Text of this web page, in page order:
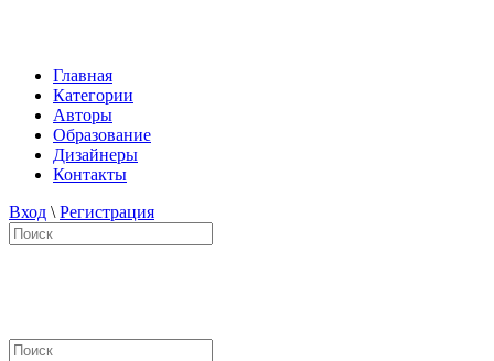
Главная
Категории
Авторы
Образование
Дизайнеры
Контакты
Вход \ Регистрация